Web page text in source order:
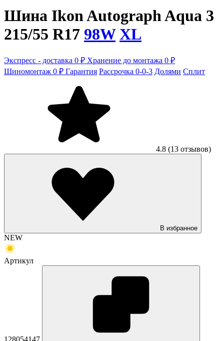
Шина Ikon Autograph Aqua 3
215/55 R17 98W XL
Экспресс - доставка 0 ₽ Хранение до монтажа 0 ₽
Шиномонтаж 0 ₽ Гарантия Рассрочка 0-0-3 Долями Сплит
4.8 (13 отзывов)
В избранное
NEW
Артикул
128054147